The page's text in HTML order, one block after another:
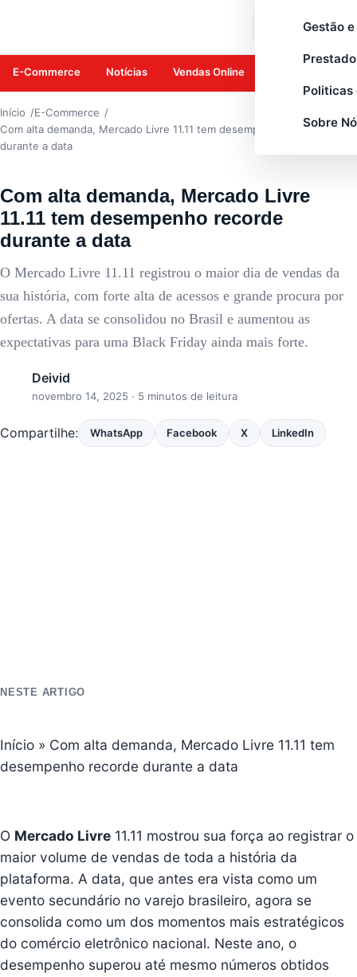
Gestão
Politicas
Sobre
E-Commerce Notícias Vendas Online
Início
E-Commerce
Com alta demanda, Mercado Livre 11.11 tem desempenho recorde
durante a data
Com alta demanda, Mercado Livre
11.11 tem desempenho recorde
durante a data
O Mercado Livre 11.11 registrou o maior dia de vendas da
sua história, com forte alta de acessos e grande procura por
ofertas. A data se consolidou no Brasil e aumentou as
expectativas para uma Black Friday ainda mais forte.
Deivid
novembro 14, 2025 · 5 minutos de leitura
Compartilhe: WhatsApp Facebook X LinkedIn
NESTE ARTIGO
Início » Com alta demanda, Mercado Livre 11.11 tem
desempenho recorde durante a data
O Mercado Livre 11.11 mostrou sua força ao registrar o
maior volume de vendas de toda a história da
plataforma. A data, que antes era vista como um
evento secundário no varejo brasileiro, agora se
consolida como um dos momentos mais estratégicos
do comércio eletrônico nacional. Neste ano, o
desempenho superou até mesmo números obtidos